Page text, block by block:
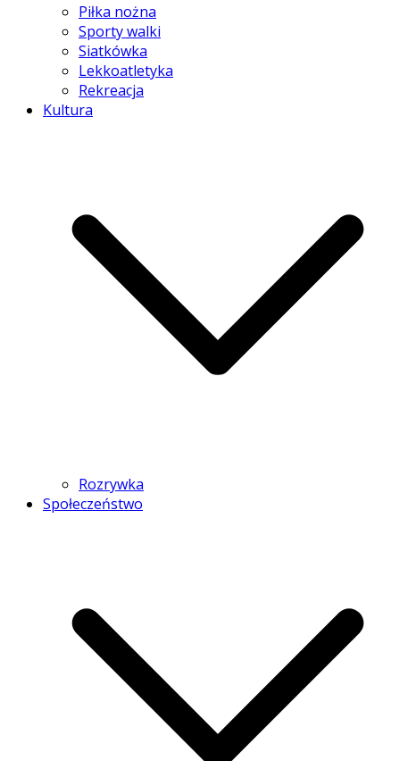
Piłka nożna
Sporty walki
Siatkówka
Lekkoatletyka
Rekreacja
Kultura
Rozrywka
Społeczeństwo